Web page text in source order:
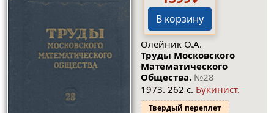
В корзину
Олейник О.А.
Труды Московского
Математического
Общества. №28
1973. 262 с. Букинист.
Твердый переплет